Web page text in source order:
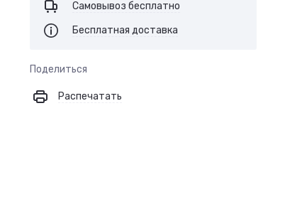
Самовывоз бесплатно
Бесплатная доставка
Поделиться
Распечатать